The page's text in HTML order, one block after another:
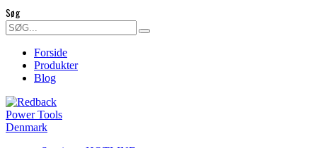
Søg
Forside
Produkter
Blog